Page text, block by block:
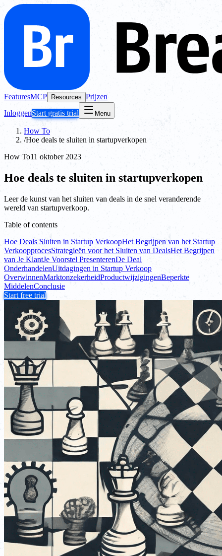
FeaturesMCP Resources Prijzen
InloggenStart gratis trial Menu
How To
/Hoe deals te sluiten in startupverkopen
How To11 oktober 2023
Hoe deals te sluiten in startupverkopen
Leer de kunst van het sluiten van deals in de snel veranderende
wereld van startupverkoop.
Table of contents
Hoe Deals Sluiten in Startup VerkoopHet Begrijpen van het Startup
VerkoopprocesStrategieën voor het Sluiten van DealsHet Begrijpen
van Je KlantJe Voorstel PresenterenDe Deal
OnderhandelenUitdagingen in Startup Verkoop
OverwinnenMarktonzekerheidProductwijzigingenBeperkte
MiddelenConclusie
Start free trial